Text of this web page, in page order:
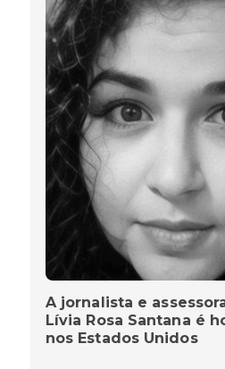
A jornalista e
Lívia Rosa Santana é
nos Estados Unidos